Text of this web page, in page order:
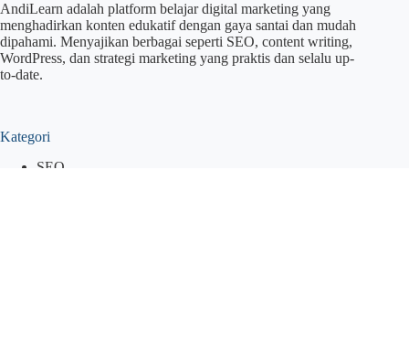
AndiLearn adalah platform belajar digital marketing yang
menghadirkan konten edukatif dengan gaya santai dan mudah
dipahami. Menyajikan berbagai seperti SEO, content writing,
WordPress, dan strategi marketing yang praktis dan selalu up-
to-date.
Kategori
SEO